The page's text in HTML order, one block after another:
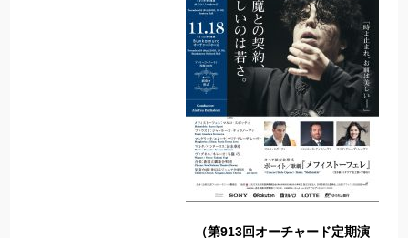
（第913回オーチャード定期演